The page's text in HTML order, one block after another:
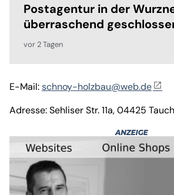
Postagentur in der
überraschend
vor 2 Tagen
E-Mail:schnoy-holzbau@web.de
Adresse: Sehliser Str. 11a, 04425